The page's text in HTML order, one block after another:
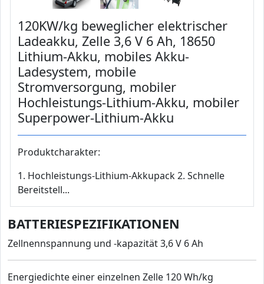
120KW/kg beweglicher elektrischer
Ladeakku, Zelle 3,6 V 6 Ah, 18650
Lithium-Akku, mobiles Akku-
Ladesystem, mobile
Stromversorgung, mobiler
Hochleistungs-Lithium-Akku, mobiler
Superpower-Lithium-Akku
Produktcharakter:
1. Hochleistungs-Lithium-Akkupack 2. Schnelle
Bereitstell...
BATTERIESPEZIFIKATIONEN
Zellnennspannung und -kapazität 3,6 V 6 Ah
Energiedichte einer einzelnen Zelle 120 Wh/kg